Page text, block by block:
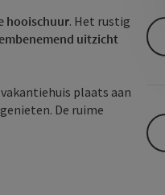
hooischuur. Het rustig
uitzicht
plaats aan
De ruime